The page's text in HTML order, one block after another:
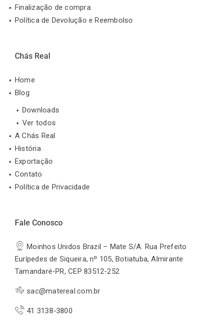
Finalização de compra
Política de Devolução e Reembolso
Chás Real
Home
Blog
Downloads
Ver todos
A Chás Real
História
Exportação
Contato
Política de Privacidade
Fale Conosco
Moinhos Unidos Brazil – Mate S/A. Rua Prefeito
Eurípedes de Siqueira, nº 105, Botiatuba, Almirante
Tamandaré-PR, CEP 83512-252
sac@matereal.com.br
41 3138-3800